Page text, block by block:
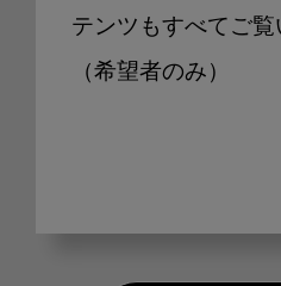
テンツもすべてご覧
（希望者のみ）